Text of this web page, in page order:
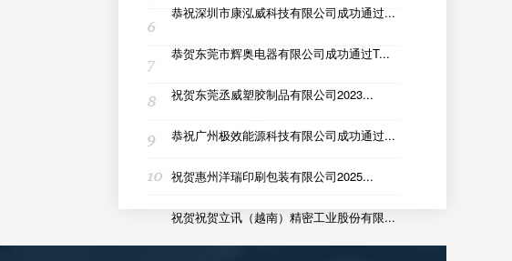
恭祝深圳市康泓威科技有限公司成功通过...
恭贺东莞市辉奥电器有限公司成功通过T...
祝贺东莞丞威塑胶制品有限公司2023...
恭祝广州极效能源科技有限公司成功通过...
祝贺惠州洋瑞印刷包装有限公司2025...
祝贺祝贺立讯（越南）精密工业股份有限...